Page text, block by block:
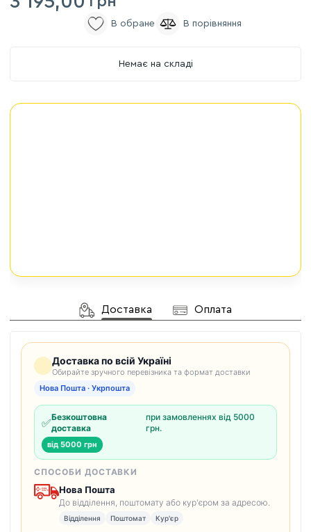
Немає на складі
Доставка Оплата
Доставка по всій Україні
Обирайте зручного перевізника та формат доставки
Нова Пошта · Укрпошта
✅Безкоштовна
доставка
при замовленнях від 5000
грн.
від 5000 грн
СПОСОБИ ДОСТАВКИ
Нова Пошта
До відділення, поштомату або кур'єром за адресою.
Відділення Поштомат Кур'єр